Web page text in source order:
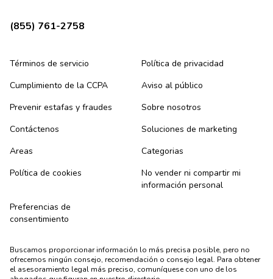
(855) 761-2758
Términos de servicio
Política de privacidad
Cumplimiento de la CCPA
Aviso al público
Prevenir estafas y fraudes
Sobre nosotros
Contáctenos
Soluciones de marketing
Areas
Categorias
Política de cookies
No vender ni compartir mi
información personal
Preferencias de
consentimiento
Buscamos proporcionar información lo más precisa posible, pero no
ofrecemos ningún consejo, recomendación o consejo legal. Para obtener
el asesoramiento legal más preciso, comuníquese con uno de los